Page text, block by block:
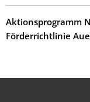
Aktionsprogramm
Förderrichtlinie